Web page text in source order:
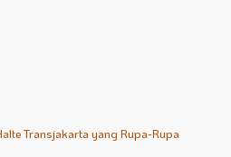
Transjakarta yang Rupa-Rupa